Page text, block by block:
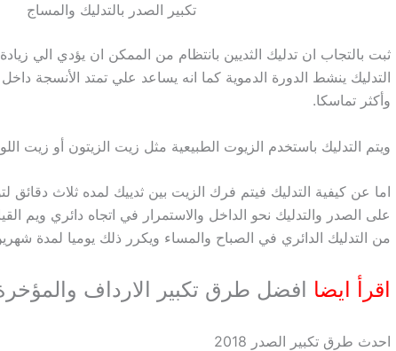
تكبير الصدر بالتدليك والمساج
ثبت بالتجاب ان تدليك الثديين بانتظام من الممكن ان يؤدي الي
التدليك ينشط الدورة الدموية كما انه يساعد علي تمتد الأنسجة داخل
وأكثر تماسكا.
ويتم التدليك باستخدم الزيوت الطبيعية مثل زيت الزيتون أو زيت
اما عن كيفية التدليك فيتم فرك الزيت بين ثدييك لمده ثلاث دقائق
من التدليك الدائري في الصباح والمساء ويكرر ذلك يوميا لمدة
اقرأ ايضا افضل طرق تكبير الارداف
احدث طرق تكبير الصدر 2018